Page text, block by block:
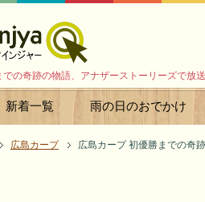
での奇跡の物語、アナザーストーリーズで放送
新着一覧 雨の日のおでかけ
広島カープ 広島カープ 初優勝までの奇